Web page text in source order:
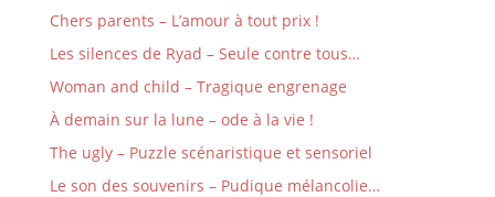
Chers parents – L’amour à tout prix !
Les silences de Ryad – Seule contre tous…
Woman and child – Tragique engrenage
À demain sur la lune – ode à la vie !
The ugly – Puzzle scénaristique et sensoriel
Le son des souvenirs – Pudique mélancolie…